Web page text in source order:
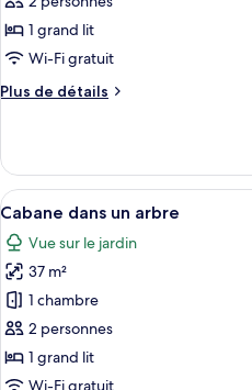
type
de
chambre :
Cabane
arbre
luxueuse
1 grand lit
Wi-Fi gratuit
Plus de détails
Plus
Cabane
dans
un
arbre
luxueuse
Afficher
toutes
les
photos
pour
ce
type
de
12
Cabane dans un arbre
Vue sur le jardin
37 m²
1 chambre
2 personnes
1 grand lit
Wi-Fi gratuit